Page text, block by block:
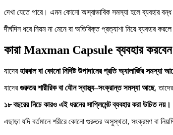
দেখা যেতে পারে। এমন কোনো অস্বাভাবিক সমস্যা হলে ব্যবহার
দীর্ঘদিন ধরে নিয়ম না মেনে বা অতিরিক্ত প্রত্যাশা নিয়ে ব্যবহার করলে
কারা Maxman Capsule ব্যবহার করবেন
যাদেরহারবাল বা কোনো নির্দিষ্ট উপাদানের প্রতি অ্যালার্জির সমস্যা
যাদেরগুরুতর শারীরিক বা যৌন স্বাস্থ্য–সংক্রান্ত সমস্যা আছে,
১৮ বছরের নিচে কারও এই ধরনের সাপ্লিমেন্ট ব্যবহার করা উচিত নয়।
এছাড়া যদি বর্তমানে শরীরে কোনো গুরুতর অসুস্থতা, সংক্রমণ বা